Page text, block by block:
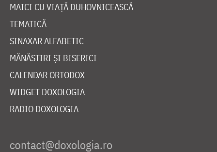
MAICI CU VIAȚĂ DUHOVNICEASCĂ
TEMATICĂ
SINAXAR ALFABETIC
MĂNĂSTIRI ȘI BISERICI
CALENDAR ORTODOX
WIDGET DOXOLOGIA
RADIO DOXOLOGIA